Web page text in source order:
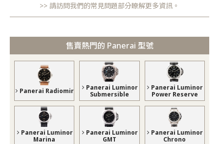
請訪問我們的常見問題部分瞭解更多資訊。
售賣熱門的 Panerai 型號
Panerai Radiomir
Panerai Luminor
Submersible
Panerai Luminor
Power Reserve
Panerai Luminor
Marina
Panerai Luminor
GMT
Panerai Luminor
Chrono